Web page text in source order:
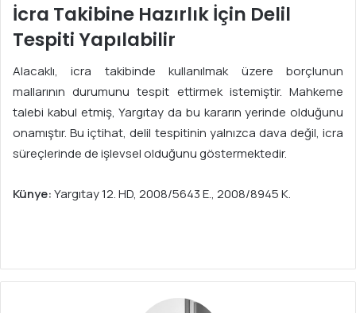
İcra Takibine Hazırlık İçin Delil
Tespiti Yapılabilir
Alacaklı, icra takibinde kullanılmak üzere borçlunun
mallarının durumunu tespit ettirmek istemiştir. Mahkeme
talebi kabul etmiş, Yargıtay da bu kararın yerinde olduğunu
onamıştır. Bu içtihat, delil tespitinin yalnızca dava değil, icra
süreçlerinde de işlevsel olduğunu göstermektedir.
Künye:Yargıtay 12. HD, 2008/5643 E., 2008/8945 K.